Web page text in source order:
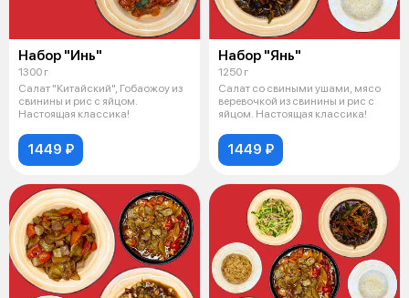
Набор "Инь"
1300 г
Салат "Китайский", Гобаожоу из
свинины и рис с яйцом.
Настоящая классика!
1449 ₽
Набор "Янь"
1250 г
Салат со свиными ушами, мясо
веревочкой из свинины и рис с
яйцом. Настоящая классика!
1449 ₽